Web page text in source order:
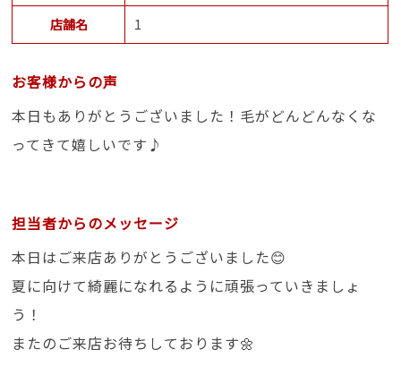
店舗名 1
お客様からの声
本日もありがとうございました！毛がどんどんなくな
ってきて嬉しいです♪
担当者からのメッセージ
本日はご来店ありがとうございました😊
夏に向けて綺麗になれるように頑張っていきましょ
う！
またのご来店お待ちしております🌼